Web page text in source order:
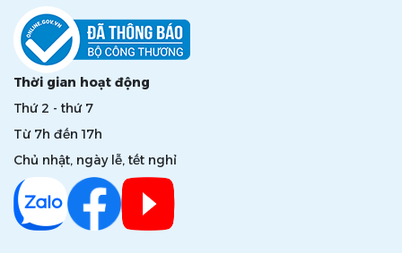
Thời gian hoạt động
Thứ 2 - thứ 7
Từ 7h đến 17h
Chủ nhật, ngày lễ, tết nghỉ